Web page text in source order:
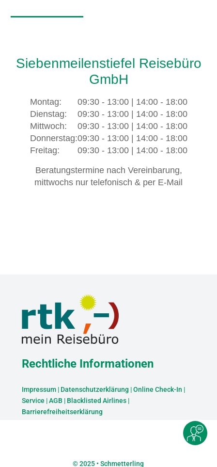
Siebenmeilenstiefel Reisebüro
GmbH
Montag:
Dienstag:
Mittwoch:
Donnerstag:
Freitag:
09:30 - 13:00 | 14:00 - 18:00
09:30 - 13:00 | 14:00 - 18:00
09:30 - 13:00 | 14:00 - 18:00
09:30 - 13:00 | 14:00 - 18:00
09:30 - 13:00 | 14:00 - 18:00
Beratungstermine nach Vereinbarung,
mittwochs nur telefonisch & per E-Mail
Rechtliche Informationen
Impressum| Datenschutzerklärung |Online Check-In |
Service |AGB | Blacklisted Airlines|
Barrierefreiheitserklärung
©2025 • Schmetterling